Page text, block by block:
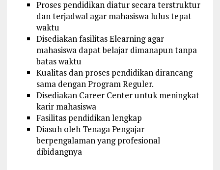
Proses pendidikan diatur secara terstruktur
dan terjadwal agar mahasiswa lulus tepat
waktu
Disediakan fasilitas Elearning agar
mahasiswa dapat belajar dimanapun tanpa
batas waktu
Kualitas dan proses pendidikan dirancang
sama dengan Program Reguler.
Disediakan Career Center untuk meningkat
karir mahasiswa
Fasilitas pendidikan lengkap
Diasuh oleh Tenaga Pengajar
berpengalaman yang profesional
dibidangnya